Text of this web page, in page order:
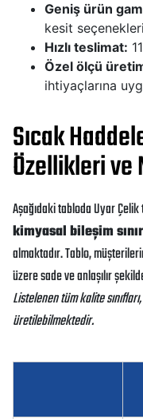
Geniş ürün
kesit seçenekleri
Hızlı teslimat:
Özel ölçü
ihtiyaçlarına
Sıcak
Özellikleri
Aşağıdaki tabloda Uyar
kimyasal bileşim
almaktadır. Tablo,
üzere sade ve anlaşılır
Listelenen tüm kalite
üretilebilmektedir.